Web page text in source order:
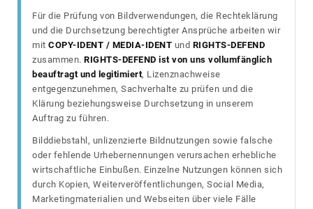
Für die Prüfung von Bildverwendungen, die Rechteklärung
und die Durchsetzung berechtigter Ansprüche arbeiten wir
mit COPY-IDENT / MEDIA-IDENT und RIGHTS-DEFEND
zusammen. RIGHTS-DEFEND ist von uns vollumfänglich
beauftragt und legitimiert, Lizenznachweise
entgegenzunehmen, Sachverhalte zu prüfen und die
Klärung beziehungsweise Durchsetzung in unserem
Auftrag zu führen.
Bilddiebstahl, unlizenzierte Bildnutzungen sowie falsche
oder fehlende Urhebernennungen verursachen erhebliche
wirtschaftliche Einbußen. Einzelne Nutzungen können sich
durch Kopien, Weiterveröffentlichungen, Social Media,
Marketingmaterialien und Webseiten über viele Fälle